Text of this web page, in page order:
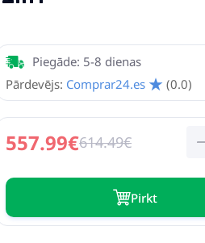
Piegāde: 5-8 dienas
Pārdevējs: Comprar24.es (0.0)
557.99€614.49€
Pirkt